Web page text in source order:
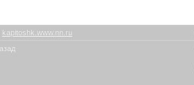
kapitoshk.www.nn.ru